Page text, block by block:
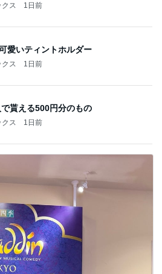
ス 1日前
愛いティントホルダー
ス 1日前
貰える500円分のもの
ス 1日前